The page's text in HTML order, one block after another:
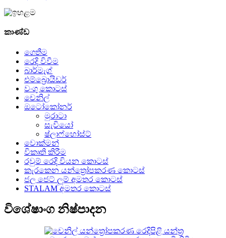
කාණ්ඩ
ගෙතීම
රෙදි විවීම
බාර්මැග්
එම්බ්‍රොයිඩර්
වංගු කොටස්
චෙනිල්
ඔටෝකෝනර්
මුරාටා
සැවියෝ
ෂ්ලාෆ්හෝස්ට්
වොක්මන්
විකෘති කිරීම
රවුම් රෙදි වියන කොටස්
කැරකෙන යන්ත්‍රෝපකරණ කොටස්
ජල ජෙට් ලූම් අමතර කොටස්
STALAM අමතර කොටස්
විශේෂාංග නිෂ්පාදන